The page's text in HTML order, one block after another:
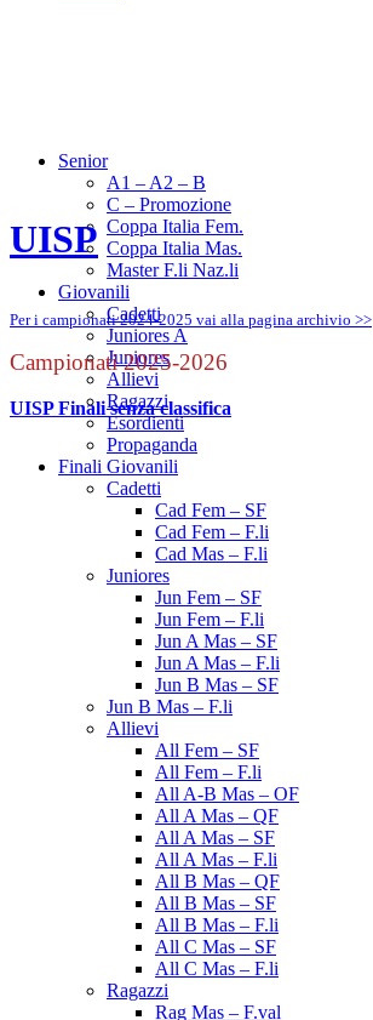
Senior
A1 – A2 – B
C – Promozione
Coppa Italia Fem.
Coppa Italia Mas.
Master F.li Naz.li
Giovanili
Cadetti
Juniores A
Juniores
Allievi
Ragazzi
Esordienti
Propaganda
Finali Giovanili
Cadetti
Cad Fem – SF
Cad Fem – F.li
Cad Mas – F.li
Juniores
Jun Fem – SF
Jun Fem – F.li
Jun A Mas – SF
Jun A Mas – F.li
Jun B Mas – SF
Jun B Mas – F.li
Allievi
All Fem – SF
All Fem – F.li
All A-B Mas – OF
All A Mas – QF
All A Mas – SF
All A Mas – F.li
All B Mas – QF
All B Mas – SF
All B Mas – F.li
All C Mas – SF
All C Mas – F.li
Ragazzi
Rag Mas – F.val
UISP
Per i campionati 2024-2025 vai alla pagina archivio >>
Campionati 2025-2026
UISP Finali senza classifica